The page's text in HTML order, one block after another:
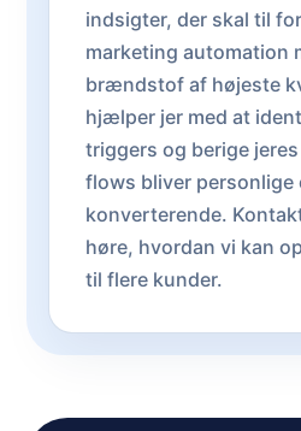
indsigter, der skal til
marketing automation
brændstof af højeste
hjælper jer med at
triggers og berige
flows bliver personlige
konverterende.
høre, hvordan vi kan
til flere kunder.